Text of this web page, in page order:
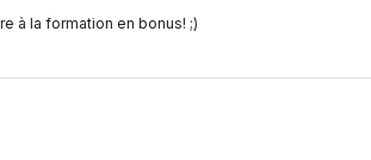
à la formation en bonus! ;)